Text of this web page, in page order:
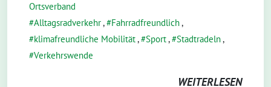
Ortsverband
Alltagsradverkehr, Fahrradfreundlich,
klimafreundliche Mobilität, Sport, Stadtradeln,
Verkehrswende
WEITERLESEN